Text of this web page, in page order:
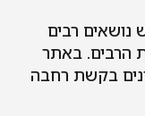
נושאים רבים
הרבים. באתר
בקשת רחבה